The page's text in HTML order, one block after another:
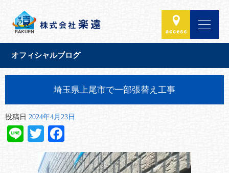
オフィシャルブログ
埼玉県上尾市で一部張替え工事
投稿日 2024年4月23日
LineTwitter